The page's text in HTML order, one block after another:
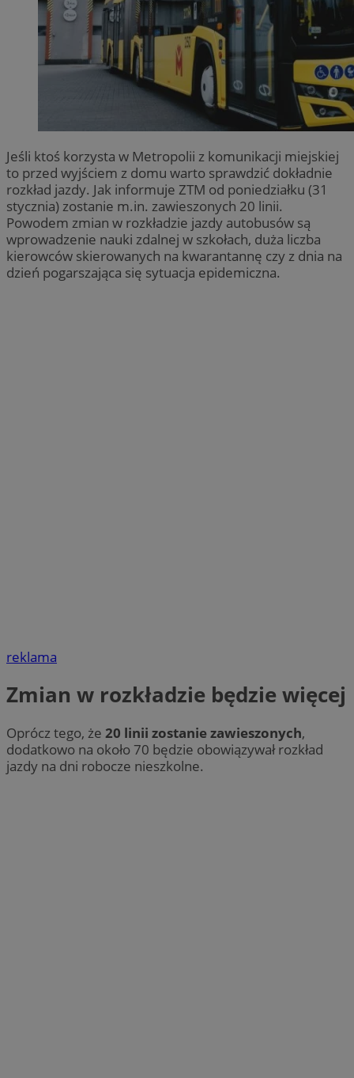
Jeśli ktoś korzysta w Metropolii z komunikacji miejskiej
to przed wyjściem z domu warto sprawdzić dokładnie
rozkład jazdy. Jak informuje ZTM od poniedziałku (31
stycznia) zostanie m.in. zawieszonych 20 linii.
Powodem zmian w rozkładzie jazdy autobusów są
wprowadzenie nauki zdalnej w szkołach, duża liczba
kierowców skierowanych na kwarantannę czy z dnia na
dzień pogarszająca się sytuacja epidemiczna.
reklama
Zmian w rozkładzie będzie więcej
Oprócz tego, że 20 linii zostanie zawieszonych,
dodatkowo na około 70 będzie obowiązywał rozkład
jazdy na dni robocze nieszkolne.